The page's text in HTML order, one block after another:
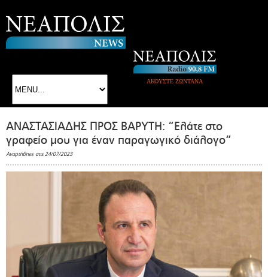
ΑΚΟΥΣΤΕ ΖΩΝΤΑΝΑ
ΑΝΑΣΤΑΣΙΑΔΗΣ ΠΡΟΣ ΒΑΡΥΤΗ: “Ελάτε στο
γραφείο μου για έναν παραγωγικό διάλογο”
Αναρτήθηκε στις 24/07/2023